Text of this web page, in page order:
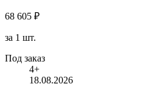
68 605 ₽
за 1 шт.
Под заказ
4+
18.08.2026